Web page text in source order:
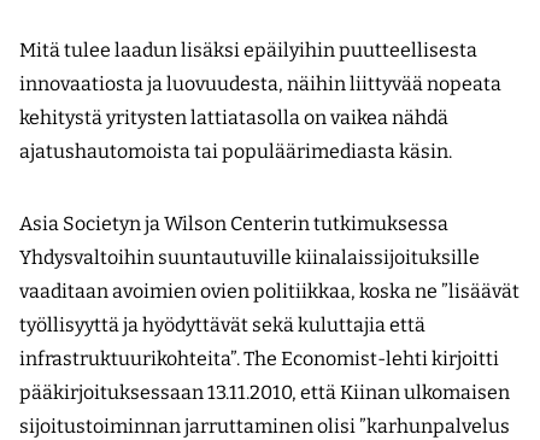
Mitä tulee laadun lisäksi epäilyihin puutteellisesta
innovaatiosta ja luovuudesta, näihin liittyvää nopeata
kehitystä yritysten lattiatasolla on vaikea nähdä
ajatushautomoista tai populäärimediasta käsin.
Asia Societyn ja Wilson Centerin tutkimuksessa
Yhdysvaltoihin suuntautuville kiinalaissijoituksille
vaaditaan avoimien ovien politiikkaa, koska ne ”lisäävät
työllisyyttä ja hyödyttävät sekä kuluttajia että
infrastruktuurikohteita”. The Economist-lehti kirjoitti
pääkirjoituksessaan 13.11.2010, että Kiinan ulkomaisen
sijoitustoiminnan jarruttaminen olisi ”karhunpalvelus